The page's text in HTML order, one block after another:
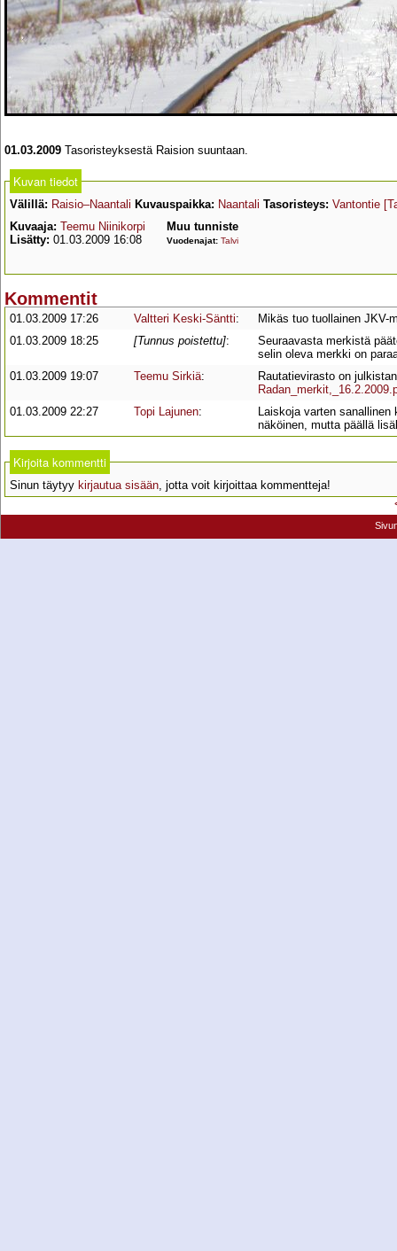
01.03.2009 Tasoristeyksestä Raision suuntaan.
Kuvan tiedot
Välillä: Raisio–Naantali Kuvauspaikka: Naantali Tasoristeys: Vantontie
Kuvaaja: Teemu Niinikorpi
Lisätty: 01.03.2009 16:08
Muu tunniste
Vuodenajat: Talvi
Kommentit
01.03.2009 17:26 Valtteri Keski-Säntti:
Mikäs tuo tuollainen JKV-
01.03.2009 18:25
[Tunnus poistettu]:
Seuraavasta merkistä
selin oleva merkki on
01.03.2009 19:07
Teemu Sirkiä:
Rautatievirasto on
01.03.2009 22:27
Topi Lajunen:
Laiskoja varten
näköinen, mutta päällä
Kirjoita kommentti
Sinun täytyy kirjautua sisään, jotta voit kirjoittaa kommentteja!